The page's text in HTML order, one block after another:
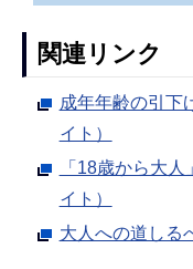
関連リンク
成年年齢の引下
イト）
「18歳から大
イト）
大人への道しる